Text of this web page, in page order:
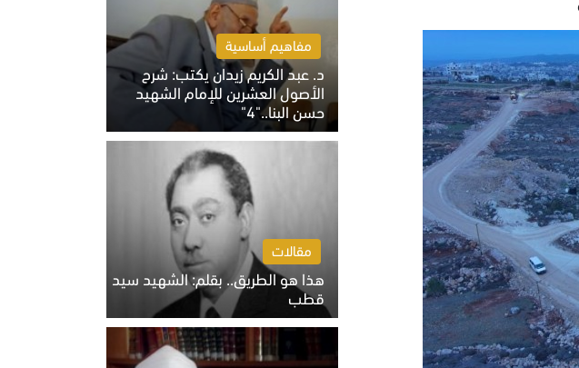
مفاهيم أساسية
د. عبد الكريم زيدان يكتب: شرح
الأصول العشرين للإمام الشهيد
حسن البنا.."4"
الخميس 6 أغسطس 2026 10:27 ص
مقالات
هذا هو الطريق.. بقلم: الشهيد سيد
قطب
الخميس 6 أغسطس 2026 10:52 ص